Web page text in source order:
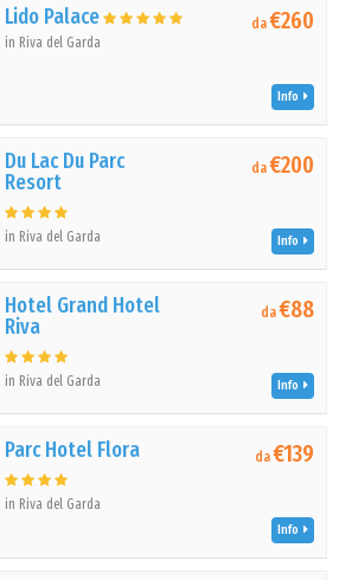
Lido Palace
in Riva del Garda
da€260
Info
Du Lac Du Parc
Resort
in Riva del Garda
da€200
Info
Hotel Grand Hotel
Riva
in Riva del Garda
da€88
Info
Parc Hotel Flora
in Riva del Garda
da€139
Info